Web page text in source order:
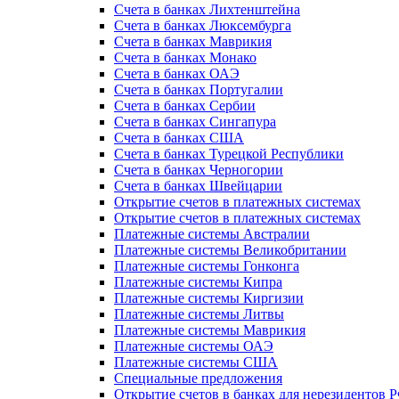
Счета в банках Лихтенштейна
Счета в банках Люксембурга
Счета в банках Маврикия
Счета в банках Монако
Счета в банках ОАЭ
Счета в банках Португалии
Счета в банках Сербии
Счета в банках Сингапура
Счета в банках США
Счета в банках Турецкой Республики
Счета в банках Черногории
Счета в банках Швейцарии
Открытие счетов в платежных системах
Открытие счетов в платежных системах
Платежные системы Австралии
Платежные системы Великобритании
Платежные системы Гонконга
Платежные системы Кипра
Платежные системы Киргизии
Платежные системы Литвы
Платежные системы Маврикия
Платежные системы ОАЭ
Платежные системы США
Специальные предложения
Открытие счетов в банках для нерезидентов